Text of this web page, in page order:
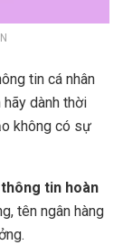
tin cá nhân
dành thời
không có sự
thông tin hoàn
tên ngân hàng